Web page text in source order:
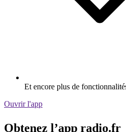
Et encore plus de
Ouvrir l'app
Obtenez l’app